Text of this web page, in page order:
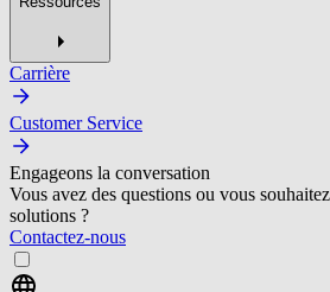
Carrière
Customer Service
Engageons la conversation
Vous avez des questions ou vous
solutions ?
Contactez-nous